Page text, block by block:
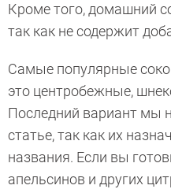
Кроме того, домашний
так как не содержит
Самые популярные
это центробежные,
Последний вариант мы
статье, так как их
названия. Если вы
апельсинов и других